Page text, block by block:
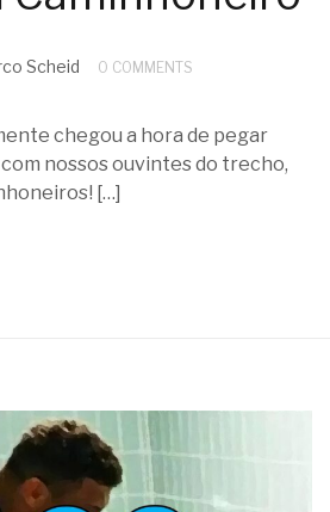
Scheid 0 COMMENTS
chegou a hora de pegar
nossos ouvintes do trecho,
[…]